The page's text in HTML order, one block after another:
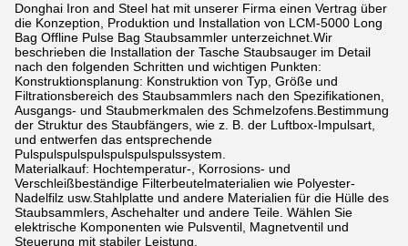
Donghai Iron and Steel hat mit unserer Firma einen Vertrag über
die Konzeption, Produktion und Installation von LCM-5000 Long
Bag Offline Pulse Bag Staubsammler unterzeichnet.Wir
beschrieben die Installation der Tasche Staubsauger im Detail
nach den folgenden Schritten und wichtigen Punkten:
Konstruktionsplanung: Konstruktion von Typ, Größe und
Filtrationsbereich des Staubsammlers nach den Spezifikationen,
Ausgangs- und Staubmerkmalen des Schmelzofens.Bestimmung
der Struktur des Staubfängers, wie z. B. der Luftbox-Impulsart,
und entwerfen das entsprechende
Pulspulspulspulspulspulspulssystem.
Materialkauf: Hochtemperatur-, Korrosions- und
Verschleißbeständige Filterbeutelmaterialien wie Polyester-
Nadelfilz usw.Stahlplatte und andere Materialien für die Hülle des
Staubsammlers, Aschehalter und andere Teile. Wählen Sie
elektrische Komponenten wie Pulsventil, Magnetventil und
Steuerung mit stabiler Leistung.